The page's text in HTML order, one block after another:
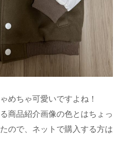
めちゃ可愛いですよね！
商品紹介画像の色とはちょっ
ので、ネットで購入する方は